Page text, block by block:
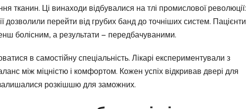
тканин. Ці винаходи відбувалися на тлі промислової революції:
дозволили перейти від грубих банд до точніших систем. Пацієнти
болісним, а результати — передбачуваними.
в самостійну спеціальність. Лікарі експериментували з
між міцністю і комфортом. Кожен успіх відкривав двері для
розкішшю для заможних.